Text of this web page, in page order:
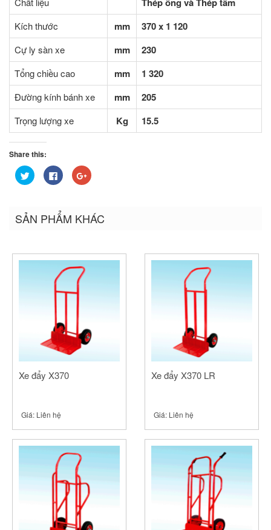
Kích thước mm 370 x 1 120
Cự ly sàn xe mm 230
Tổng chiều cao mm 1 320
Đường kính bánh xe mm 205
Trọng lượng xe Kg 15.5
Share this:
Bấm
để
(Opens
in
Nhấn
vào
Facebook
(Opens
in
Bấm
để
(Opens
in
SẢN PHẨM KHÁC
Xe đẩy X370
Giá: Liên hệ
Xe đẩy X370 LR
Giá: Liên hệ